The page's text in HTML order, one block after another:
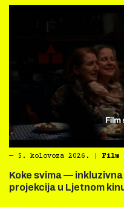
― 5. kolovoza 2026. Film
Koke svima —
projekcija u Ljetnom